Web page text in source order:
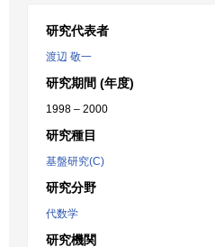
研究代表者
渡辺 敬一
研究期間 (年度)
1998 – 2000
研究種目
基盤研究(C)
研究分野
代数学
研究機関